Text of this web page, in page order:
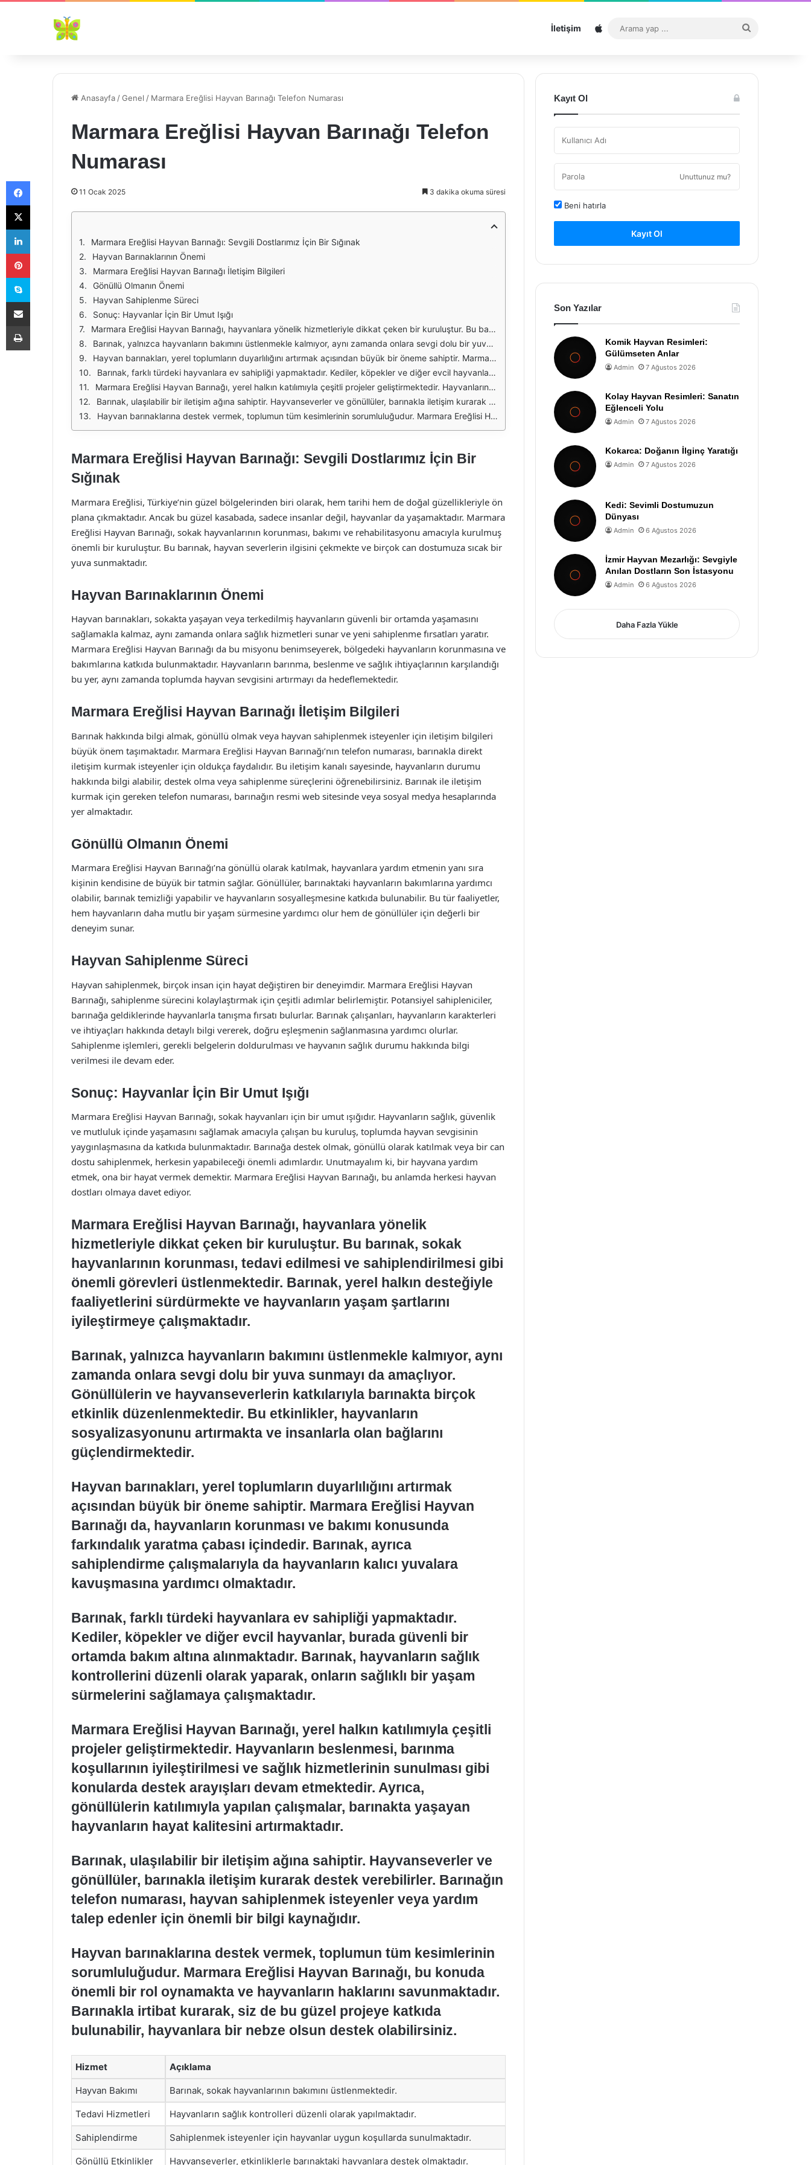
İletişim Sitemap
...
Anasayfa /Genel / Marmara Ereğlisi Hayvan Barınağı Telefon Numarası
Marmara Ereğlisi Hayvan Barınağı Telefon
Numarası
11 Ocak 2025 3 dakika okuma süresi
Marmara Ereğlisi Hayvan Barınağı: Sevgili Dostlarımız İçin Bir Sığınak
Hayvan Barınaklarının Önemi
Marmara Ereğlisi Hayvan Barınağı İletişim Bilgileri
Gönüllü Olmanın Önemi
Hayvan Sahiplenme Süreci
Sonuç: Hayvanlar İçin Bir Umut Işığı
Marmara Ereğlisi Hayvan Barınağı, hayvanlara yönelik hizmetleriyle dikkat çeken bir kuruluştur. Bu barınak, sokak hayvanlarının korunması, tedavi edilmesi ve sahiplendirilmesi gibi önemli görevleri üstlenmektedir. Barınak, yerel halkın desteğiyle faaliyetlerini sürdürmekte ve hayvanların yaşam şartlarını iyileştirmeye çalışmaktadır.
Barınak, yalnızca hayvanların bakımını üstlenmekle kalmıyor, aynı zamanda onlara sevgi dolu bir yuva sunmayı da amaçlıyor. Gönüllülerin ve hayvanseverlerin katkılarıyla barınakta birçok etkinlik düzenlenmektedir. Bu etkinlikler, hayvanların sosyalizasyonunu artırmakta ve insanlarla olan bağlarını güçlendirmektedir.
Hayvan barınakları, yerel toplumların duyarlılığını artırmak açısından büyük bir öneme sahiptir. Marmara Ereğlisi Hayvan Barınağı da, hayvanların korunması ve bakımı konusunda farkındalık yaratma çabası içindedir. Barınak, ayrıca sahiplendirme çalışmalarıyla da hayvanların kalıcı yuvalara kavuşmasına yardımcı olmaktadır.
Barınak, farklı türdeki hayvanlara ev sahipliği yapmaktadır. Kediler, köpekler ve diğer evcil hayvanlar, burada güvenli bir ortamda bakım altına alınmaktadır. Barınak, hayvanların sağlık kontrollerini düzenli olarak yaparak, onların sağlıklı bir yaşam sürmelerini sağlamaya çalışmaktadır.
Marmara Ereğlisi Hayvan Barınağı, yerel halkın katılımıyla çeşitli projeler geliştirmektedir. Hayvanların beslenmesi, barınma koşullarının iyileştirilmesi ve sağlık hizmetlerinin sunulması gibi konularda destek arayışları devam etmektedir. Ayrıca, gönüllülerin katılımıyla yapılan çalışmalar, barınakta yaşayan hayvanların hayat kalitesini artırmaktadır.
Barınak, ulaşılabilir bir iletişim ağına sahiptir. Hayvanseverler ve gönüllüler, barınakla iletişim kurarak destek verebilirler. Barınağın telefon numarası, hayvan sahiplenmek isteyenler veya yardım talep edenler için önemli bir bilgi kaynağıdır.
Hayvan barınaklarına destek vermek, toplumun tüm kesimlerinin sorumluluğudur. Marmara Ereğlisi Hayvan Barınağı, bu konuda önemli bir rol oynamakta ve hayvanların haklarını savunmaktadır. Barınakla irtibat kurarak, siz de bu güzel projeye katkıda bulunabilir, hayvanlara bir nebze olsun destek olabilirsiniz.
Marmara Ereğlisi Hayvan Barınağı: Sevgili Dostlarımız İçin Bir
Sığınak
Marmara Ereğlisi, Türkiye’nin güzel bölgelerinden biri olarak, hem tarihi hem de doğal güzellikleriyle ön
plana çıkmaktadır. Ancak bu güzel kasabada, sadece insanlar değil, hayvanlar da yaşamaktadır. Marmara
Ereğlisi Hayvan Barınağı, sokak hayvanlarının korunması, bakımı ve rehabilitasyonu amacıyla kurulmuş
önemli bir kuruluştur. Bu barınak, hayvan severlerin ilgisini çekmekte ve birçok can dostumuza sıcak bir
yuva sunmaktadır.
Hayvan Barınaklarının Önemi
Hayvan barınakları, sokakta yaşayan veya terkedilmiş hayvanların güvenli bir ortamda yaşamasını
sağlamakla kalmaz, aynı zamanda onlara sağlık hizmetleri sunar ve yeni sahiplenme fırsatları yaratır.
Marmara Ereğlisi Hayvan Barınağı da bu misyonu benimseyerek, bölgedeki hayvanların korunmasına ve
bakımlarına katkıda bulunmaktadır. Hayvanların barınma, beslenme ve sağlık ihtiyaçlarının karşılandığı
bu yer, aynı zamanda toplumda hayvan sevgisini artırmayı da hedeflemektedir.
Marmara Ereğlisi Hayvan Barınağı İletişim Bilgileri
Barınak hakkında bilgi almak, gönüllü olmak veya hayvan sahiplenmek isteyenler için iletişim bilgileri
büyük önem taşımaktadır. Marmara Ereğlisi Hayvan Barınağı’nın telefon numarası, barınakla direkt
iletişim kurmak isteyenler için oldukça faydalıdır. Bu iletişim kanalı sayesinde, hayvanların durumu
hakkında bilgi alabilir, destek olma veya sahiplenme süreçlerini öğrenebilirsiniz. Barınak ile iletişim
kurmak için gereken telefon numarası, barınağın resmi web sitesinde veya sosyal medya hesaplarında
yer almaktadır.
Gönüllü Olmanın Önemi
Marmara Ereğlisi Hayvan Barınağı’na gönüllü olarak katılmak, hayvanlara yardım etmenin yanı sıra
kişinin kendisine de büyük bir tatmin sağlar. Gönüllüler, barınaktaki hayvanların bakımlarına yardımcı
olabilir, barınak temizliği yapabilir ve hayvanların sosyalleşmesine katkıda bulunabilir. Bu tür faaliyetler,
hem hayvanların daha mutlu bir yaşam sürmesine yardımcı olur hem de gönüllüler için değerli bir
deneyim sunar.
Hayvan Sahiplenme Süreci
Hayvan sahiplenmek, birçok insan için hayat değiştiren bir deneyimdir. Marmara Ereğlisi Hayvan
Barınağı, sahiplenme sürecini kolaylaştırmak için çeşitli adımlar belirlemiştir. Potansiyel sahipleniciler,
barınağa geldiklerinde hayvanlarla tanışma fırsatı bulurlar. Barınak çalışanları, hayvanların karakterleri
ve ihtiyaçları hakkında detaylı bilgi vererek, doğru eşleşmenin sağlanmasına yardımcı olurlar.
Sahiplenme işlemleri, gerekli belgelerin doldurulması ve hayvanın sağlık durumu hakkında bilgi
verilmesi ile devam eder.
Sonuç: Hayvanlar İçin Bir Umut Işığı
Marmara Ereğlisi Hayvan Barınağı, sokak hayvanları için bir umut ışığıdır. Hayvanların sağlık, güvenlik
ve mutluluk içinde yaşamasını sağlamak amacıyla çalışan bu kuruluş, toplumda hayvan sevgisinin
yaygınlaşmasına da katkıda bulunmaktadır. Barınağa destek olmak, gönüllü olarak katılmak veya bir can
dostu sahiplenmek, herkesin yapabileceği önemli adımlardır. Unutmayalım ki, bir hayvana yardım
etmek, ona bir hayat vermek demektir. Marmara Ereğlisi Hayvan Barınağı, bu anlamda herkesi hayvan
dostları olmaya davet ediyor.
Marmara Ereğlisi Hayvan Barınağı, hayvanlara yönelik
hizmetleriyle dikkat çeken bir kuruluştur. Bu barınak, sokak
hayvanlarının korunması, tedavi edilmesi ve sahiplendirilmesi gibi
önemli görevleri üstlenmektedir. Barınak, yerel halkın desteğiyle
faaliyetlerini sürdürmekte ve hayvanların yaşam şartlarını
iyileştirmeye çalışmaktadır.
Barınak, yalnızca hayvanların bakımını üstlenmekle kalmıyor, aynı
zamanda onlara sevgi dolu bir yuva sunmayı da amaçlıyor.
Gönüllülerin ve hayvanseverlerin katkılarıyla barınakta birçok
etkinlik düzenlenmektedir. Bu etkinlikler, hayvanların
sosyalizasyonunu artırmakta ve insanlarla olan bağlarını
güçlendirmektedir.
Hayvan barınakları, yerel toplumların duyarlılığını artırmak
açısından büyük bir öneme sahiptir. Marmara Ereğlisi Hayvan
Barınağı da, hayvanların korunması ve bakımı konusunda
farkındalık yaratma çabası içindedir. Barınak, ayrıca
sahiplendirme çalışmalarıyla da hayvanların kalıcı yuvalara
kavuşmasına yardımcı olmaktadır.
Barınak, farklı türdeki hayvanlara ev sahipliği yapmaktadır.
Kediler, köpekler ve diğer evcil hayvanlar, burada güvenli bir
ortamda bakım altına alınmaktadır. Barınak, hayvanların sağlık
kontrollerini düzenli olarak yaparak, onların sağlıklı bir yaşam
sürmelerini sağlamaya çalışmaktadır.
Marmara Ereğlisi Hayvan Barınağı, yerel halkın katılımıyla çeşitli
projeler geliştirmektedir. Hayvanların beslenmesi, barınma
koşullarının iyileştirilmesi ve sağlık hizmetlerinin sunulması gibi
konularda destek arayışları devam etmektedir. Ayrıca,
gönüllülerin katılımıyla yapılan çalışmalar, barınakta yaşayan
hayvanların hayat kalitesini artırmaktadır.
Barınak, ulaşılabilir bir iletişim ağına sahiptir. Hayvanseverler ve
gönüllüler, barınakla iletişim kurarak destek verebilirler. Barınağın
telefon numarası, hayvan sahiplenmek isteyenler veya yardım
talep edenler için önemli bir bilgi kaynağıdır.
Hayvan barınaklarına destek vermek, toplumun tüm kesimlerinin
sorumluluğudur. Marmara Ereğlisi Hayvan Barınağı, bu konuda
önemli bir rol oynamakta ve hayvanların haklarını savunmaktadır.
Barınakla irtibat kurarak, siz de bu güzel projeye katkıda
bulunabilir, hayvanlara bir nebze olsun destek olabilirsiniz.
Hizmet Açıklama
Hayvan Bakımı Barınak, sokak hayvanlarının bakımını üstlenmektedir.
Tedavi Hizmetleri Hayvanların sağlık kontrolleri düzenli olarak yapılmaktadır.
Sahiplendirme Sahiplenmek isteyenler için hayvanlar uygun koşullarda sunulmaktadır.
Gönüllü Etkinlikler Hayvanseverler, etkinliklerle barınaktaki hayvanlara destek olmaktadır.
Kayıt Ol
Unuttunuz mu?
Beni hatırla
Kayıt Ol
Son Yazılar
Komik Hayvan Resimleri:
Gülümseten Anlar
Admin 7 Ağustos 2026
Kolay Hayvan Resimleri: Sanatın
Eğlenceli Yolu
Admin 7 Ağustos 2026
Kokarca: Doğanın İlginç Yaratığı
Admin 7 Ağustos 2026
Kedi: Sevimli Dostumuzun
Dünyası
Admin 6 Ağustos 2026
İzmir Hayvan Mezarlığı: Sevgiyle
Anılan Dostların Son İstasyonu
Admin 6 Ağustos 2026
Daha Fazla Yükle
Facebook
X
LinkedIn
Pinterest
Skype
E-Posta ile paylaş